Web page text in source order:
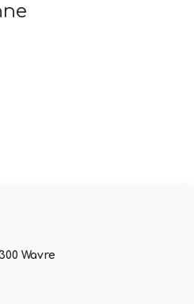
Wavre